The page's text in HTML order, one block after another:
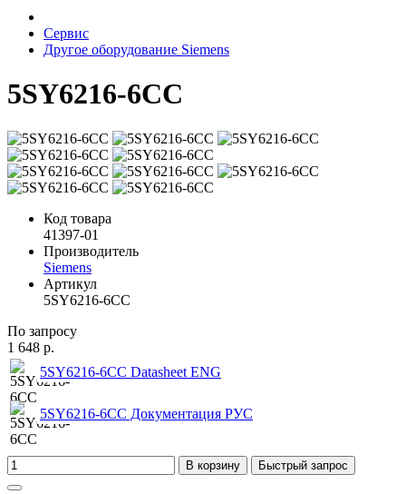
Сервис
Другое оборудование Siemens
5SY6216-6CC
Код товара
41397-01
Производитель
Siemens
Артикул
5SY6216-6CC
По запросу
1 648 р.
5SY6216-6CC Datasheet ENG
5SY6216-6CC Документация РУС
В корзину Быстрый запрос